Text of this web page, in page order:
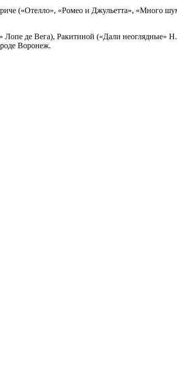
(«Отелло», «Ромео и Джульетта», «Много
Лопе де Вега), Ракитиной («Дали
Воронеж.